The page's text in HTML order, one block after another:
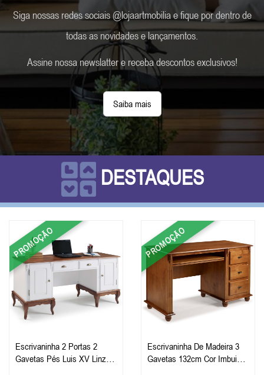
Siga nossas redes sociais @lojaartmobilia e fique por dentro de
todas as novidades e lançamentos.
Assine nossa newslatter e receba descontos exclusivos!
Saiba mais
DESTAQUES
PROMOÇÃO
Escrivaninha 2 Portas 2
Gavetas Pés Luis XV Linz
PROMOÇÃO
Escrivaninha De Madeira 3
Gavetas 132cm Cor Imbuia